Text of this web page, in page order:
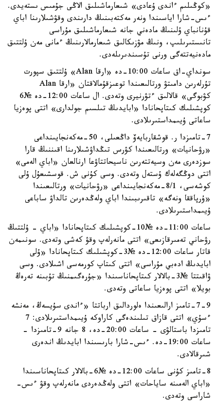
«كوڭىلىم ءاندى ۇعادى» شىعارماشىلىق الاڭى جۇمىس ىستەيدى.
ءىس-شارا اياسىندا ونەر مەكتەبىنىڭ دارىندى وقۋشىلارىنا اباي
قۇنانباي ۇلىنىڭ مادەني جانە شىعارماشىلىق مۇراسى
تانىستىرىلىپ، ونىڭ مۋزىكالىق شىعارمالارىنىڭ ءمانى مەن ۇلتتىق
مادەنيەتتەگى ورنى تۇسىندىرىلەدى.
سونداي-اق ساعات 10:00-دە «ارقا Alan» ۇلتتىق سپورت
تۇرلەرىن دامىتۋ ورتالىعىندا توعىزقۇمالاقتان «ارقا Alan
كۋبوگى» قالالىق ءتۋرنيرى وتەدى. ال ساعات 12:00-دە №6
كوپشىلىك كىتاپحانادا «ابايدىڭ تىلسىم جولدارى» اتتى پوەزيا
ساعاتى ۇيىمداستىرىلادى.
7-تامىزدا ر. قوشقاربايەۆ داڭعىلى، 50-مەكەنجايىنداعى
«رۋحانيات» ورتالىعىندا كۋرس تىڭداۋشىلارىنا اقىننىڭ قارا
سوزدەرى مەن وسيەتتەرىن ناسيحاتتاۋعا ارنالعان «اباي الەمى»
اتتى دوڭگەلەك ۇستەل وتەدى. وسى كۇنى ش. قوسشىعۇل ۇلى
كوشەسى، 8/1-مەكەنجايىنداعى «رۋحانيات» ورتالىعىندا
«ۇرپاققا ونەگە» تاقىرىبىندا اباي ولەڭدەرىن تالداۋ ساباعى
ۇيىمداستىرىلادى.
ساعات 11:00-دە №10-كوپشىلىك كىتاپحانادا «اباي - ۇلتتىڭ
رۋحاني تەمىرقازىعى» اتتى مانەرلەپ وقۋ كەشى وتەدى. سونىمەن
قاتار ساعات 12:00-دە №3-كوپشىلىك كىتاپحانادا «ۇلى
ابايدىڭ ادەبي مۇراسى» اتتى كىتاپ كورمەسى اشىلادى. وسى
ۋاقىتتا №3-بالالار كىتاپحاناسىندا «جۇرەگىمنىڭ تۇبىنە تەرەڭ
بويلا» اتتى پوەزيا ساعاتى وتەدى.
7-9-تامىز ارالىعىندا ەلوردالىق ارباتتا «ءاندى سۇيسەڭ، مەنشە
ءسۇي» اتتى قازاق تىلىندەگى كاراوكە ۇيىمداستىرىلادى: 7
تامىزدا باستالۋى - ساعات 20:00-دە، 8 جانە 9-تامىزدا -
ساعات 19:00-دە. ءىس-شارا بارىسىندا ابايدىڭ اندەرى
شىرقالادى.
8-تامىز كۇنى ساعات 12:00-دە №6-بالالار كىتاپحاناسىندا
«اباي الەمىنە ساياحات» اتتى ولەڭدەردى مانەرلەپ وقۋ ءىس-
شاراسى وتەدى.